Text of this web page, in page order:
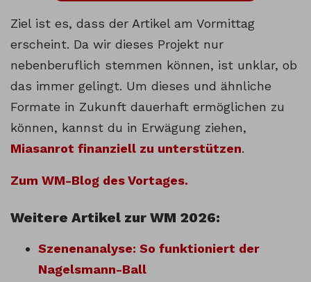
Ziel ist es, dass der Artikel am Vormittag
erscheint. Da wir dieses Projekt nur
nebenberuflich stemmen können, ist unklar, ob
das immer gelingt. Um dieses und ähnliche
Formate in Zukunft dauerhaft ermöglichen zu
können, kannst du in Erwägung ziehen,
Miasanrot finanziell zu unterstützen.
Zum WM-Blog des Vortages.
Weitere Artikel zur WM 2026:
Szenenanalyse: So funktioniert der
Nagelsmann-Ball